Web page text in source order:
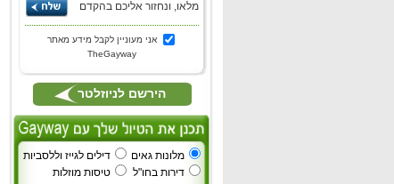
מלאו, ונחזור אליכם בהקדם
אני מעוניין לקבל מידע מאתר
TheGayway
הירשם לניוזלטר
מלונות גאים
דילים לגייז וללסביות
דירות בחו"ל
טיסות מוזלות
עכשיו